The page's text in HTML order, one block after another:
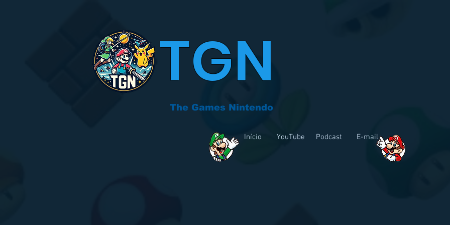
TGN
The Games Nintendo
Início YouTube Podcast E-mail